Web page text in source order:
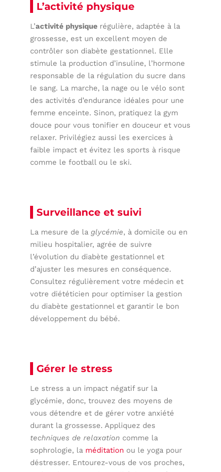
L’activité physique
L’activité physique régulière, adaptée à la
grossesse, est un excellent moyen de
contrôler son diabète gestationnel. Elle
stimule la production d’insuline, l’hormone
responsable de la régulation du sucre dans
le sang. La marche, la nage ou le vélo sont
des activités d’endurance idéales pour une
femme enceinte. Sinon, pratiquez la gym
douce pour vous tonifier en douceur et vous
relaxer. Privilégiez aussi les exercices à
faible impact et évitez les sports à risque
comme le football ou le ski.
Surveillance et suivi
La mesure de laglycémie, à domicile ou en
milieu hospitalier, agrée de suivre
l’évolution du diabète gestationnel et
d’ajuster les mesures en conséquence.
Consultez régulièrement votre médecin et
votre diététicien pour optimiser la gestion
du diabète gestationnel et garantir le bon
développement du bébé.
Gérer le stress
Le stress a un impact négatif sur la
glycémie, donc, trouvez des moyens de
vous détendre et de gérer votre anxiété
durant la grossesse. Appliquez des
techniques de relaxation comme la
sophrologie, la méditation ou le yoga pour
déstresser. Entourez-vous de vos proches,